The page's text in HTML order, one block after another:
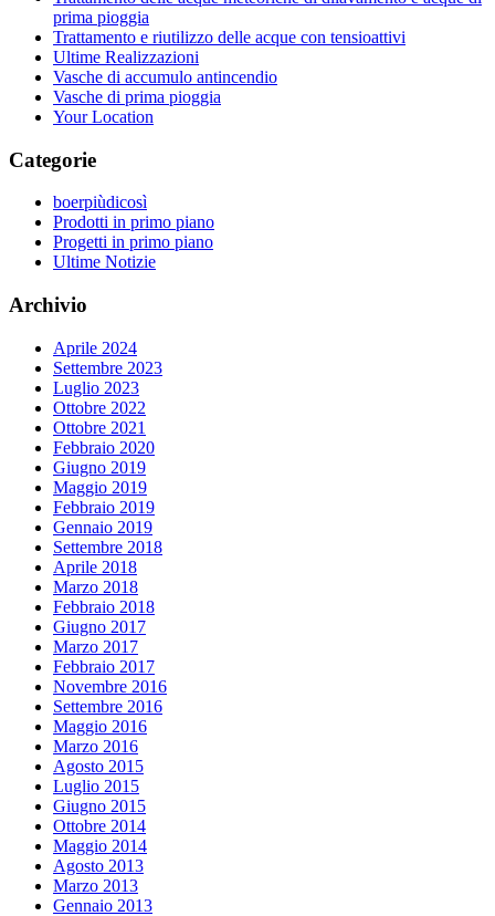
prima pioggia
Trattamento e riutilizzo delle acque con tensioattivi
Ultime Realizzazioni
Vasche di accumulo antincendio
Vasche di prima pioggia
Your Location
Categorie
boerpiùdicosì
Prodotti in primo piano
Progetti in primo piano
Ultime Notizie
Archivio
Aprile 2024
Settembre 2023
Luglio 2023
Ottobre 2022
Ottobre 2021
Febbraio 2020
Giugno 2019
Maggio 2019
Febbraio 2019
Gennaio 2019
Settembre 2018
Aprile 2018
Marzo 2018
Febbraio 2018
Giugno 2017
Marzo 2017
Febbraio 2017
Novembre 2016
Settembre 2016
Maggio 2016
Marzo 2016
Agosto 2015
Luglio 2015
Giugno 2015
Ottobre 2014
Maggio 2014
Agosto 2013
Marzo 2013
Gennaio 2013